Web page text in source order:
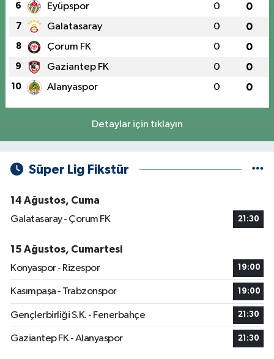
6 Eyüpspor 0 0
7 Galatasaray 0 0
8 Çorum FK 0 0
9 Gaziantep FK 0 0
10 Alanyaspor 0 0
Detaylar için tıklayın
Süper Lig Fikstür
14 Ağustos, Cuma
Galatasaray - Çorum FK
21:30
15 Ağustos, Cumartesi
Konyaspor - Rizespor
19:00
Kasımpaşa - Trabzonspor 19:00
Gençlerbirliği S.K. - Fenerbahçe 21:30
Gaziantep FK - Alanyaspor 21:30